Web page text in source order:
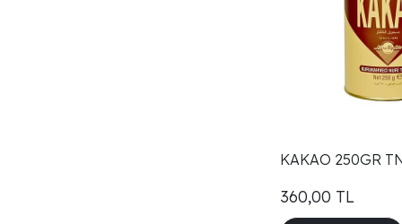
KAKAO 250GR
360,00 TL